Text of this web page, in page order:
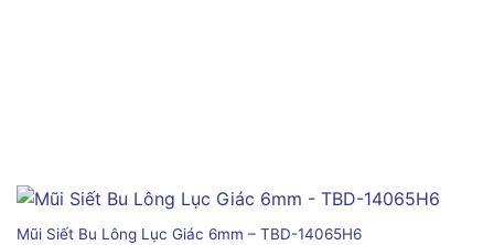
Mũi Siết Bu Lông Lục Giác 6mm – TBD-14065H6